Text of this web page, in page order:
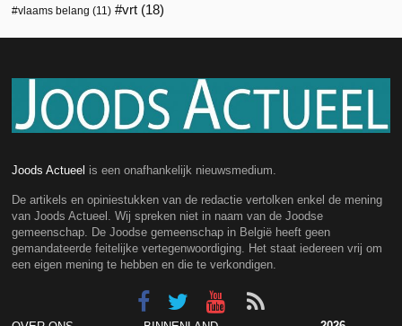
vlaams belang (11) vrt (18)
Joods Actueel is een onafhankelijk nieuwsmedium.
De artikels en opiniestukken van de redactie vertolken enkel de mening
van Joods Actueel. Wij spreken niet in naam van de Joodse
gemeenschap. De Joodse gemeenschap in België heeft geen
gemandateerde feitelijke vertegenwoordiging. Het staat iedereen vrij om
een eigen mening te hebben en die te verkondigen.